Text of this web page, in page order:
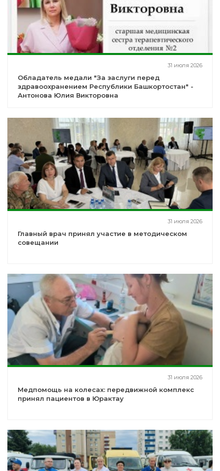
31 июля 2026
Обладатель медали "За заслуги перед
здравоохранением Республики Башкортостан" -
Антонова Юлия Викторовна
31 июля 2026
Главный врач принял участие в методическом
совещании
31 июля 2026
Медпомощь на колесах: передвижной комплекс
принял пациентов в Юрактау